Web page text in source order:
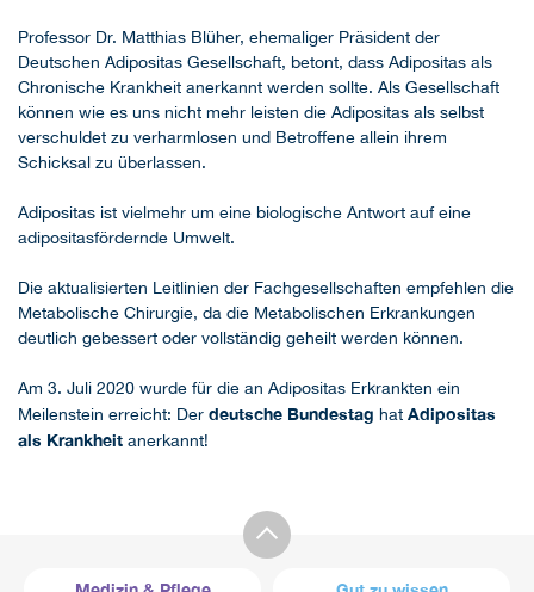
Professor Dr. Matthias Blüher, ehemaliger Präsident der
Deutschen Adipositas Gesellschaft, betont, dass Adipositas als
Chronische Krankheit anerkannt werden sollte. Als Gesellschaft
können wie es uns nicht mehr leisten die Adipositas als selbst
verschuldet zu verharmlosen und Betroffene allein ihrem
Schicksal zu überlassen.
Adipositas ist vielmehr um eine biologische Antwort auf eine
adipositasfördernde Umwelt.
Die aktualisierten Leitlinien der Fachgesellschaften empfehlen die
Metabolische Chirurgie, da die Metabolischen Erkrankungen
deutlich gebessert oder vollständig geheilt werden können.
Am 3. Juli 2020 wurde für die an Adipositas Erkrankten ein
Meilenstein erreicht: Der deutsche Bundestag hat Adipositas
als Krankheit anerkannt!